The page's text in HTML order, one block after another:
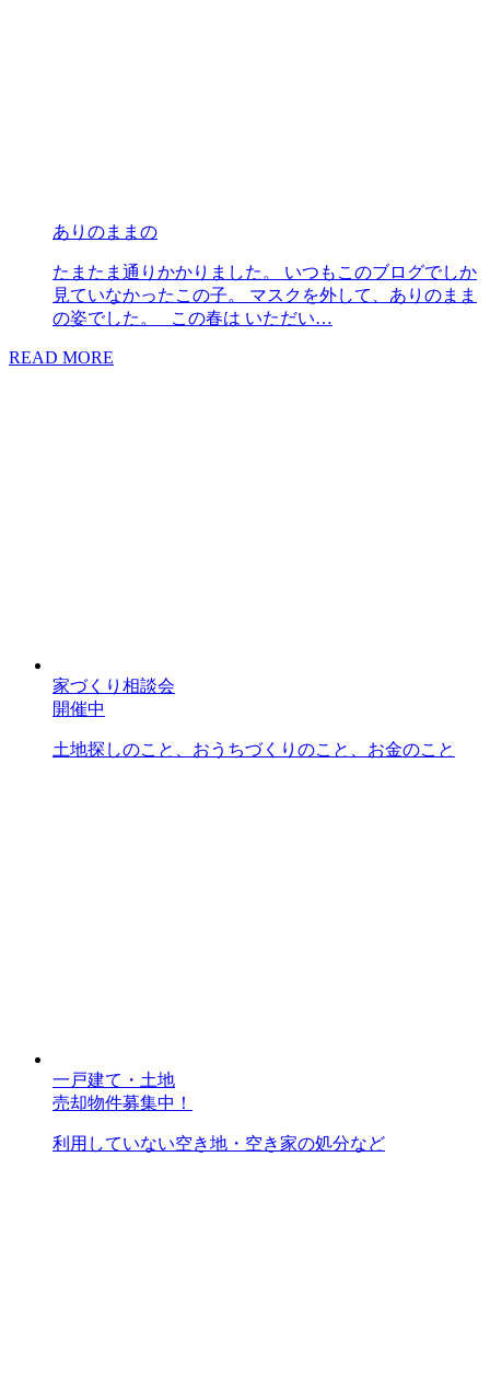
ありのままの
たまたま通りかかりました。 いつもこのブログでしか
見ていなかったこの子。 マスクを外して、ありのまま
の姿でした。 この春は いただい…
READ MORE
家づくり相談会
開催中
土地探しのこと、おうちづくりのこと、お金のこと
一戸建て・土地
売却物件募集中！
利用していない空き地・空き家の処分など